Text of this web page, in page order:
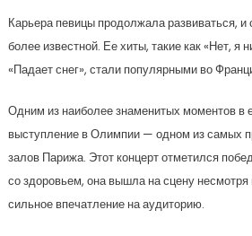
Карьера певицы продолжала развиваться, и
более известной. Ее хиты, такие как «Нет, я
«Падает снег», стали популярными во
Одним из наиболее знаменитых моментов в
выступление в Олимпии — одном из самых
залов Парижа. Этот концерт отметился
со здоровьем, она вышла на сцену несмотря
сильное впечатление на аудиторию.